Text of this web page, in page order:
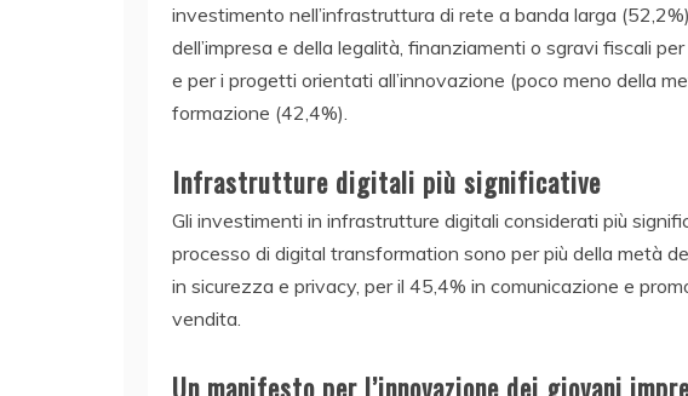
investimento nell’infrastruttura di rete a banda larga
dell’impresa e della legalità, finanziamenti o sgravi fiscali
e per i progetti orientati all’innovazione (poco meno della
formazione (42,4%).
Infrastrutture digitali più significative
Gli investimenti in infrastrutture digitali considerati più
processo di digital transformation sono per più della metà
in sicurezza e privacy, per il 45,4% in comunicazione e
vendita.
Un manifesto per l’innovazione dei giovani